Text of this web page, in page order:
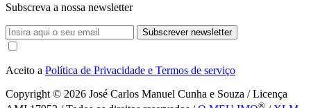
Subscreva a nossa newsletter
Subscrever newsletter
Aceito a Política de Privacidade e Termos de serviço
Copyright © 2026 José Carlos Manuel Cunha e Souza / Licença
®